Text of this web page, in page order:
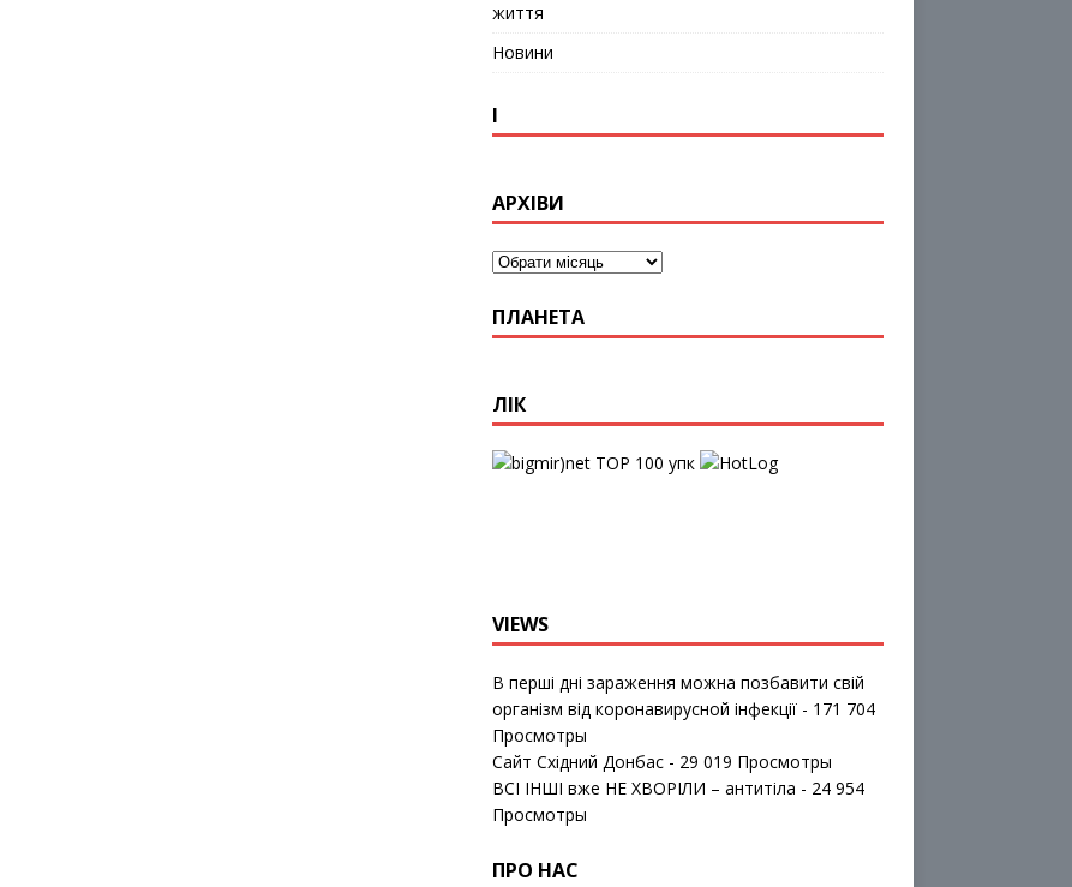
життя
Новини
І
АРХІВИ
ПЛАНЕТА
ЛІК
упк
VIEWS
В перші дні зараження можна позбавити свій
організм від коронавирусной інфекції- 171 704
Просмотры
Сайт Східний Донбас- 29 019 Просмотры
ВСІ ІНШІ вже НЕ ХВОРІЛИ – антитіла - 24 954
Просмотры
ПРО НАС